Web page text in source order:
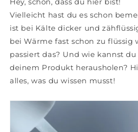
Vielleicht hast du es schon
ist bei Kälte dicker und
bei Wärme fast schon zu flüssig
passiert das? Und wie kannst du
deinem Produkt herausholen?
alles, was du wissen musst!